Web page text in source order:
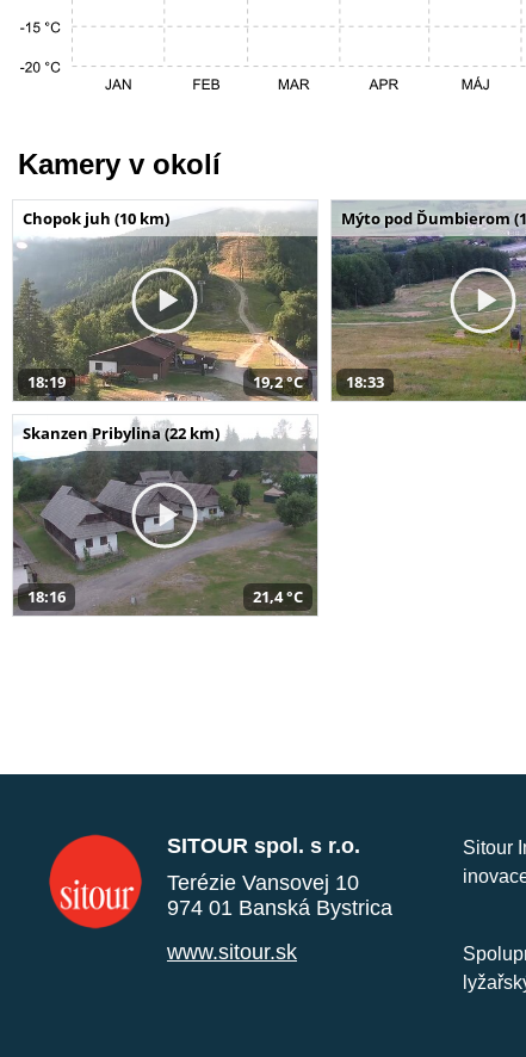
Kamery v okolí
Chopok juh (10 km)
18:19 19,2 °C
Mýto pod Ďumbierom
18:33
Skanzen Pribylina (22 km)
18:16 21,4 °C
SITOUR spol. s r.o.
Terézie Vansovej 10
974 01 Banská Bystrica
www.sitour.sk
Sitour